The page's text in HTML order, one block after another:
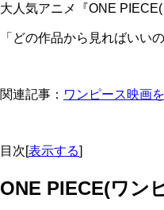
大人気アニメ『ONE
「どの作品から見ればいい
関連記事： ワンピース映画
目次[表示する]
ONE PIECE(ワン